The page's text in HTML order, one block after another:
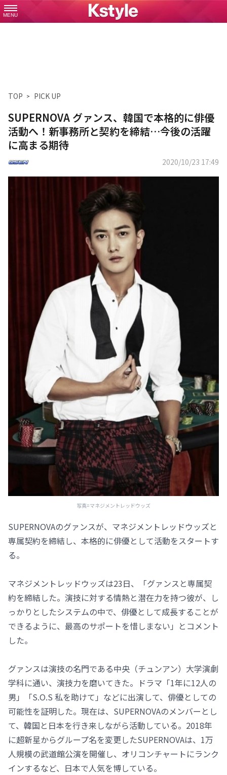
MENU
TOP PICK UP
SUPERNOVA グァンス、韓国で本格的に俳優
活動へ！新事務所と契約を締結…今後の活躍
に高まる期待
2020/10/23 17:49
写真=マネジメントレッドウッズ
SUPERNOVAのグァンスが、マネジメントレッドウッズと
専属契約を締結し、本格的に俳優として活動をスタートす
る。
マネジメントレッドウッズは23日、「グァンスと専属契
約を締結した。演技に対する情熱と潜在力を持つ彼が、し
っかりとしたシステムの中で、俳優として成長することが
できるように、最高のサポートを惜しまない」とコメント
した。
グァンスは演技の名門である中央（チュンアン）大学演劇
学科に通い、演技力を磨いてきた。ドラマ「1年に12人の
男」「S.O.S 私を助けて」などに出演して、俳優としての
可能性を証明した。現在は、SUPERNOVAのメンバーとし
て、韓国と日本を行き来しながら活動している。2018年
に超新星からグループ名を変更したSUPERNOVAは、1万
人規模の武道館公演を開催し、オリコンチャートにランク
インするなど、日本で人気を博している。